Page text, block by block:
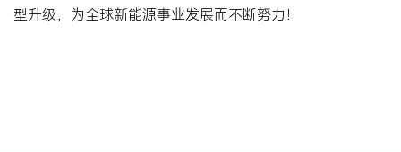
型升级，为全球新能源事业发展而不断努力！